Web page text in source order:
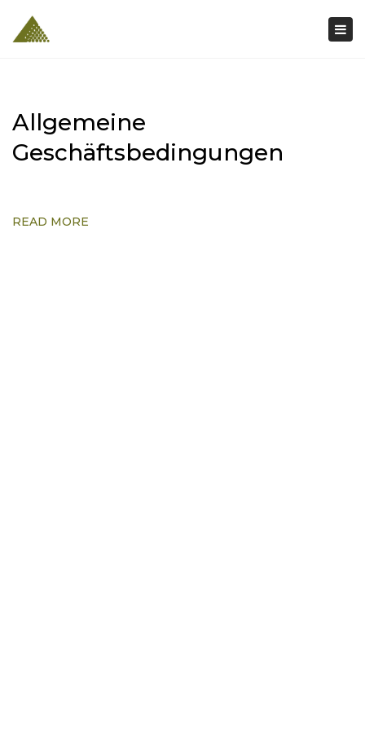
Allgemeine
Geschäftsbedingungen
READ MORE